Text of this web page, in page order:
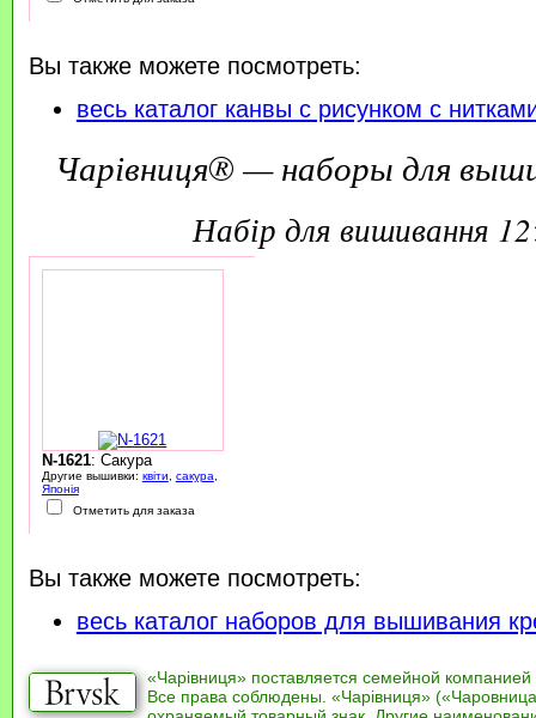
Вы также можете посмотреть:
весь каталог канвы с рисунком с
Чарівниця® — наборы для
набір для вишивання
N-1621: Сакура
Другие вышивки: квіти сакура
Японія
Отметить для заказа
Вы также можете посмотреть:
весь каталог наборов для вышивания
«Чарівниця» поставляется семейной компанией
Все права соблюдены. «Чарівниця»